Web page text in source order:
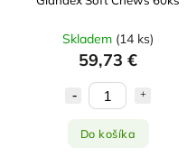
Skladem (14 ks)
59,73 €
Do košíka